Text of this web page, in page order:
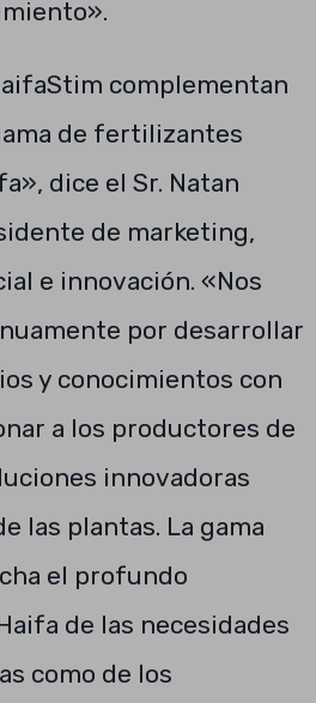
complementan
de fertilizantes
dice el Sr. Natan
de marketing,
e innovación. «Nos
por desarrollar
y conocimientos con
a los productores de
innovadoras
las plantas. La gama
el profundo
de las necesidades
como de los